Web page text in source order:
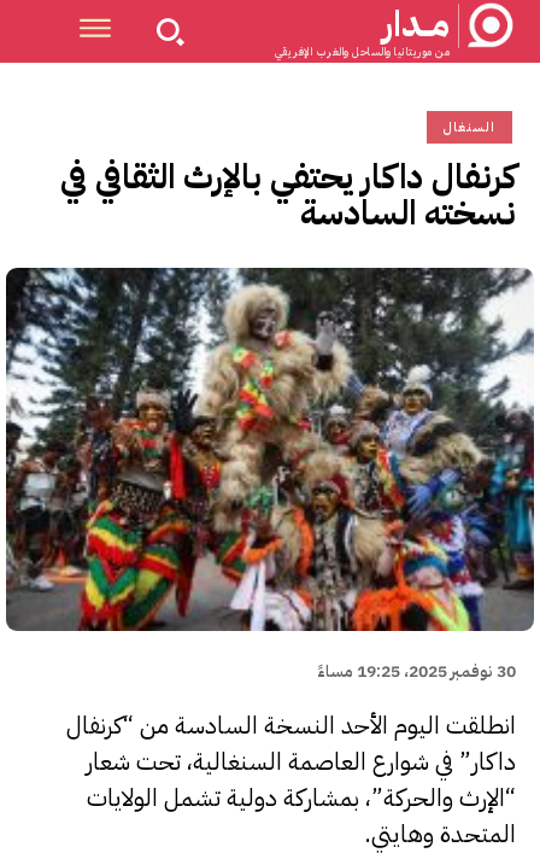
مــدار
من موريتانيا والساحل والغرب الإفريقي
السنغال
كرنفال داكار يحتفي بالإرث الثقافي في
نسخته السادسة
30 نوفمبر 2025، 19:25 مساءً
انطلقت اليوم الأحد النسخة السادسة من “كرنفال
داكار” في شوارع العاصمة السنغالية، تحت شعار
“الإرث والحركة”، بمشاركة دولية تشمل الولايات
المتحدة وهايتي.